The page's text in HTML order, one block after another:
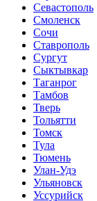
Севастополь
Смоленск
Сочи
Ставрополь
Сургут
Сыктывкар
Таганрог
Тамбов
Тверь
Тольятти
Томск
Тула
Тюмень
Улан-Удэ
Ульяновск
Уссурийск